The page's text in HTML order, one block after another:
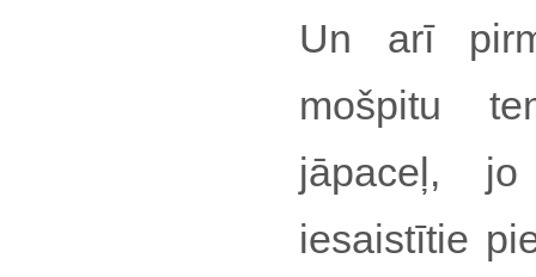
Un arī
mošpitu
jāpaceļ,
iesaistītie